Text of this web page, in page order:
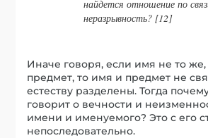
найдется отношение по
неразрывность? [12]
Иначе говоря, если имя не то же,
предмет, то имя и предмет не
естеству разделены. Тогда
говорит о вечности и
имени и именуемого? Это с его
непоследовательно.